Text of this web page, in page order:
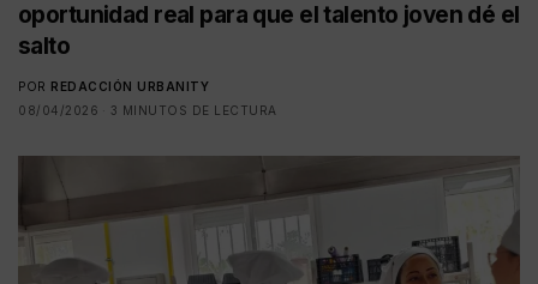
oportunidad real para que el talento joven dé el
salto
POR REDACCIÓN URBANITY
08/04/2026
3 MINUTOS DE LECTURA